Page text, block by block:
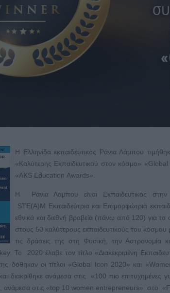
Η Ελληνίδα εκπαιδευτικός Ράνια Λάμπου
«Καλύτερης Εκπαιδευτικού στον κόσμο»
«AKS Education Awards».
Η Ράνια Λάμπου είναι Εκπαιδευτικός στην
STE(Α)M Εκπαιδεύτρια και Επιμορφώτρια
εθνικά και διεθνή βραβεία (πάνω από 120) για
στους 50 καλύτερους εκπαιδευτικούς του
τις δράσεις της στη Φυσική, την Αστρονομία
To 2020 έλαβε τον τίτλο «Διακεκριμένη
δόθηκαν οι τίτλοι «Global Icon 2020» και
διακρίθηκε ανάμεσα στις «100 πιο
ανάμεσα στις «top 10 women entrepreneurs» στο